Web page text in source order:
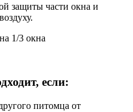
защиты части окна и
если:
питомца от